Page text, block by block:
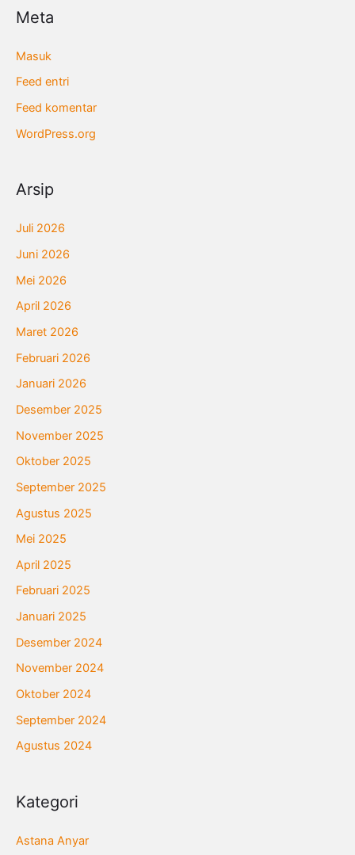
Meta
Masuk
Feed entri
Feed komentar
WordPress.org
Arsip
Juli 2026
Juni 2026
Mei 2026
April 2026
Maret 2026
Februari 2026
Januari 2026
Desember 2025
November 2025
Oktober 2025
September 2025
Agustus 2025
Mei 2025
April 2025
Februari 2025
Januari 2025
Desember 2024
November 2024
Oktober 2024
September 2024
Agustus 2024
Kategori
Astana Anyar